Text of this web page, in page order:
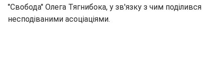
"Свобода" Олега Тягнибока, у зв'язку з чим поділився
несподіваними асоціаціями.